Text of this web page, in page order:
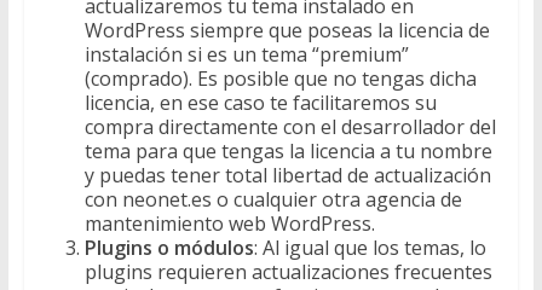
actualizaremos tu tema instalado en
WordPress siempre que poseas la licencia de
instalación si es un tema “premium”
(comprado). Es posible que no tengas dicha
licencia, en ese caso te facilitaremos su
compra directamente con el desarrollador del
tema para que tengas la licencia a tu nombre
y puedas tener total libertad de actualización
con neonet.es o cualquier otra agencia de
mantenimiento web WordPress.
Plugins o módulos: Al igual que los temas, lo
plugins requieren actualizaciones frecuentes